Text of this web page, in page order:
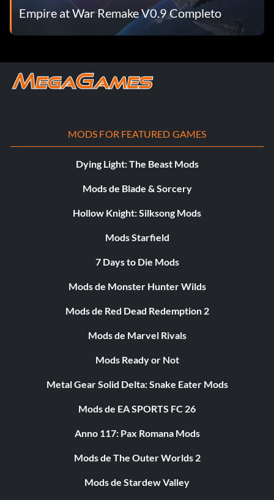
Empire at War Remake V0.9 Completo
MODS FOR FEATURED GAMES
Dying Light: The Beast Mods
Mods de Blade & Sorcery
Hollow Knight: Silksong Mods
Mods Starfield
7 Days to Die Mods
Mods de Monster Hunter Wilds
Mods de Red Dead Redemption 2
Mods de Marvel Rivals
Mods Ready or Not
Metal Gear Solid Delta: Snake Eater Mods
Mods de EA SPORTS FC 26
Anno 117: Pax Romana Mods
Mods de The Outer Worlds 2
Mods de Stardew Valley